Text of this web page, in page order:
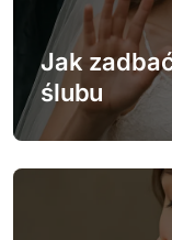
w
p
i
Jak
ślubu